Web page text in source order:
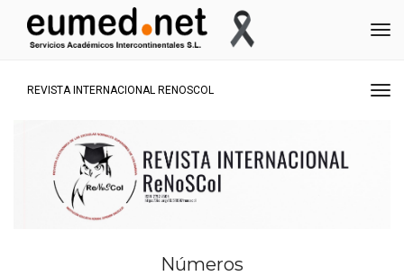
REVISTA INTERNACIONAL RENOSCOL
Números